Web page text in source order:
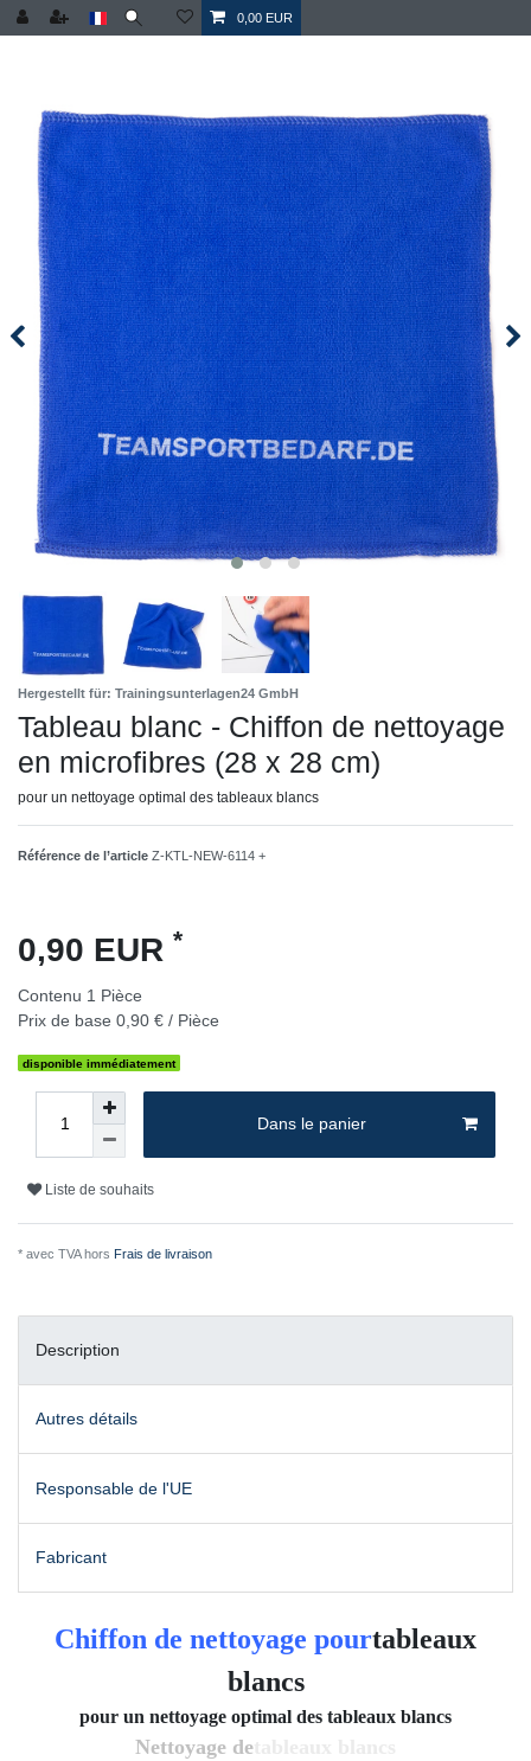
0,00 EUR
Hergestellt für: Trainingsunterlagen24 GmbH
Tableau blanc - Chiffon de nettoyage
en microfibres (28 x 28 cm)
pour un nettoyage optimal des tableaux blancs
Référence de l’article Z-KTL-NEW-6114 +
0,90 EUR *
Contenu 1 Pièce
Prix de base 0,90 € / Pièce
disponible immédiatement
Dans le panier
Liste de souhaits
* avec TVA hors Frais de livraison
Description
Autres détails
Responsable de l'UE
Fabricant
Chiffon de nettoyage pourtableaux
blancs
pour un nettoyage optimal des tableaux blancs
Nettoyage de